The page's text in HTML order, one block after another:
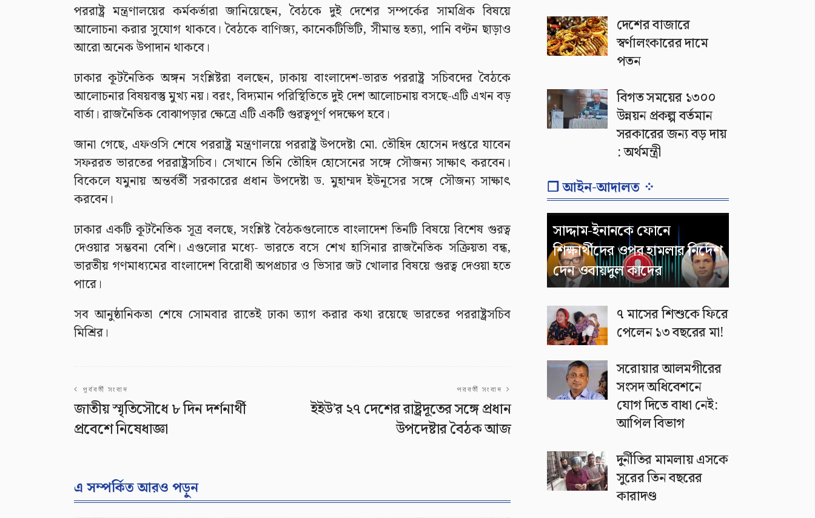
পররাষ্ট্র মন্ত্রণালয়ের কর্মকর্তারা জানিয়েছেন, বৈঠকে দুই দেশের সম্পর্কের সামগ্রিক বিষয়ে
আলোচনা করার সুযোগ থাকবে। বৈঠকে বাণিজ্য, কানেকটিভিটি, সীমান্ত হত্যা, পানি বণ্টন ছাড়াও
আরো অনেক উপাদান থাকবে।
ঢাকার কূটনৈতিক অঙ্গন সংশ্লিষ্টরা বলছেন, ঢাকায় বাংলাদেশ-ভারত পররাষ্ট্র সচিবদের বৈঠকে
আলোচনার বিষয়বস্তু মুখ্য নয়। বরং, বিদ্যমান পরিস্থিতিতে দুই দেশ আলোচনায় বসছে-এটি এখন বড়
বার্তা। রাজনৈতিক বোঝাপড়ার ক্ষেত্রে এটি একটি গুরত্বপূর্ণ পদক্ষেপ হবে।
জানা গেছে, এফওসি শেষে পররাষ্ট্র মন্ত্রণালয়ে পররাষ্ট্র উপদেষ্টা মো. তৌহিদ হোসেন দপ্তরে যাবেন
সফররত ভারতের পররাষ্ট্রসচিব। সেখানে তিনি তৌহিদ হোসেনের সঙ্গে সৌজন্য সাক্ষাৎ করবেন।
বিকেলে যমুনায় অন্তর্বর্তী সরকারের প্রধান উপদেষ্টা ড. মুহাম্মদ ইউনূসের সঙ্গে সৌজন্য সাক্ষাৎ
করবেন।
ঢাকার একটি কূটনৈতিক সূত্র বলছে, সংশ্লিষ্ট বৈঠকগুলোতে বাংলাদেশ তিনটি বিষয়ে বিশেষ গুরত্ব
দেওয়ার সম্ভবনা বেশি। এগুলোর মধ্যে- ভারতে বসে শেখ হাসিনার রাজনৈতিক সক্রিয়তা বন্ধ,
ভারতীয় গণমাধ্যমের বাংলাদেশ বিরোধী অপপ্রচার ও ভিসার জট খোলার বিষয়ে গুরত্ব দেওয়া হতে
পারে।
সব আনুষ্ঠানিকতা শেষে সোমবার রাতেই ঢাকা ত্যাগ করার কথা রয়েছে ভারতের পররাষ্ট্রসচিব
মিশ্রির।
পূর্ববর্তী সংবাদ
জাতীয় স্মৃতিসৌধে ৮ দিন দর্শনার্থী
প্রবেশে নিষেধাজ্ঞা
পরবর্তী সংবাদ
ইইউ’র ২৭ দেশের রাষ্ট্রদূতের সঙ্গে প্রধান
উপদেষ্টার বৈঠক আজ
এ সম্পর্কিত আরও পড়ুন
দেশের বাজারে
স্বর্ণালংকারের দামে
পতন
বিগত সময়ের ১৩০০
উন্নয়ন প্রকল্প বর্তমান
সরকারের জন্য বড় দায়
: অর্থমন্ত্রী
❐ আইন-আদালত ⁘
সাদ্দাম-ইনানকে ফোনে
শিক্ষার্থীদের ওপর হামলার নির্দেশ
দেন ওবায়দুল কাদের
৭ মাসের শিশুকে ফিরে
পেলেন ১৩ বছরের মা!
সরোয়ার আলমগীরের
সংসদ অধিবেশনে
যোগ দিতে বাধা নেই:
আপিল বিভাগ
দুর্নীতির মামলায় এসকে
সুরের তিন বছরের
কারাদণ্ড